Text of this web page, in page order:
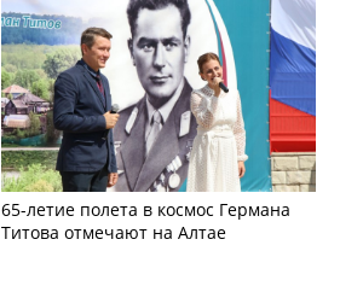
65-летие полета в космос Германа
Титова отмечают на Алтае